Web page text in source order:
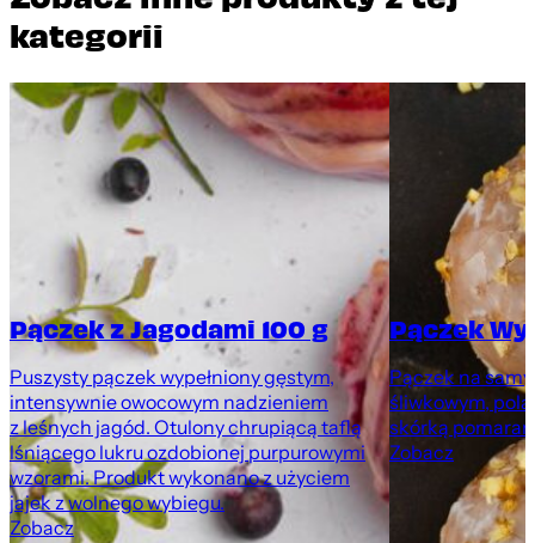
kategorii
Pączek z Jagodami 100 g
Puszysty pączek wypełniony gęstym,
intensywnie owocowym nadzieniem
z leśnych jagód. Otulony chrupiącą taflą
lśniącego lukru ozdobionej purpurowymi
wzorami. Produkt wykonano z użyciem
jajek z wolnego wybiegu.
Zobacz
Pączek
Pączek na
śliwkowym,
skórką
Zobacz